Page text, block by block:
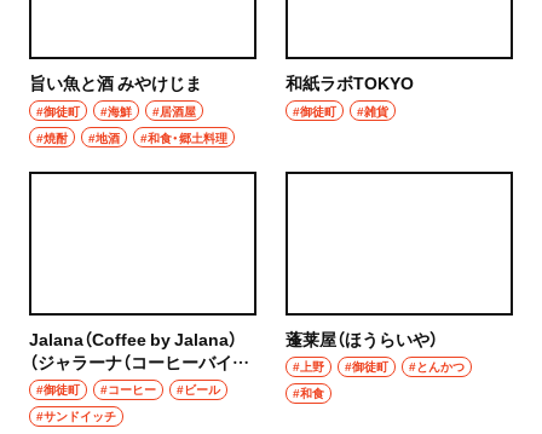
旨い魚と酒 みやけじま
#御徒町 #海鮮
#居酒屋
#焼酎
#地酒 #和食・郷土料理
和紙ラボTOKYO
#御徒町 #雑貨
Jalana（Coffee by Jalana）
（ジャラーナ（コーヒーバイジ
ャラーナ））
#御徒町 #コーヒー
#ビール
#サンドイッチ
蓬莱屋（ほうらいや）
#上野 #御徒町
#とんかつ
#和食